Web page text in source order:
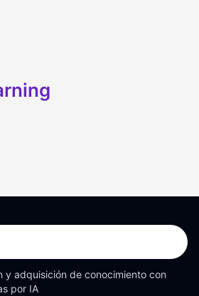
y adquisición de conocimiento con
por IA